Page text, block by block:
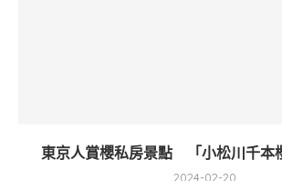
東京人賞櫻私房景點 「小松川千本
2024-02-20